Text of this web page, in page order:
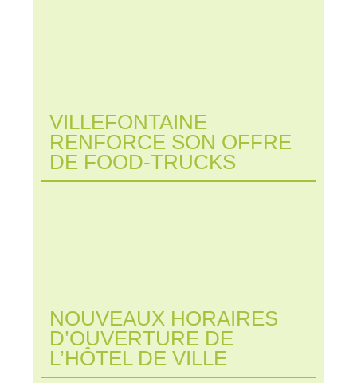
VILLEFONTAINE
RENFORCE SON OFFRE
DE FOOD-TRUCKS
NOUVEAUX HORAIRES
D’OUVERTURE DE
L’HÔTEL DE VILLE